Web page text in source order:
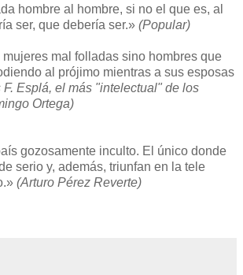
hombre al hombre, si no el que es, al
ser, que debería ser.» (Popular)
mujeres mal folladas sino hombres que
al prójimo mientras a sus esposas
F. Esplá, el más "intelectual" de los
Ortega)
gozosamente inculto. El único donde
serio y, además, triunfan en la tele
(Arturo Pérez Reverte)